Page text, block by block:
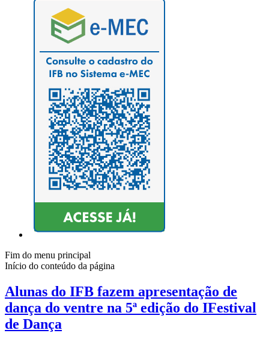
Fim do menu principal
Início do conteúdo da página
Alunas do IFB fazem apresentação de
dança do ventre na 5ª edição do IFestival
de Dança